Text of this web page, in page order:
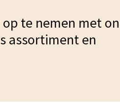
te nemen met
assortiment en